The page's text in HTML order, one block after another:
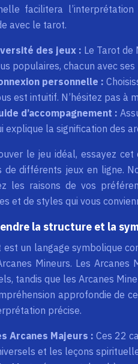
facilitera
avec le tarot.
des jeux : Le Tarot de
populaires, chacun avec
personnelle :
est intuitif. N’hésitez pas à
d’accompagnement :
explique la signification des
le jeu idéal, essayez
de différents jeux en ligne.
les raisons de vos
et de styles qui vous
la structure et la
est un langage symbolique
Mineurs. Les
tandis que les Arcanes
approfondie de
précise.
Arcanes Majeurs : Ces 22
et les leçons